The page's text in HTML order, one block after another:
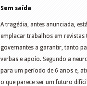
Sem saída
A tragédia, antes anunciada,
emplacar trabalhos em revistas
governantes a garantir, tanto
verbas e apoio. Segundo a
para um período de 6 anos e,
o que parece ser um futuro